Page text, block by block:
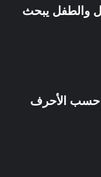
والطفل يبحث
حسب الأحرف